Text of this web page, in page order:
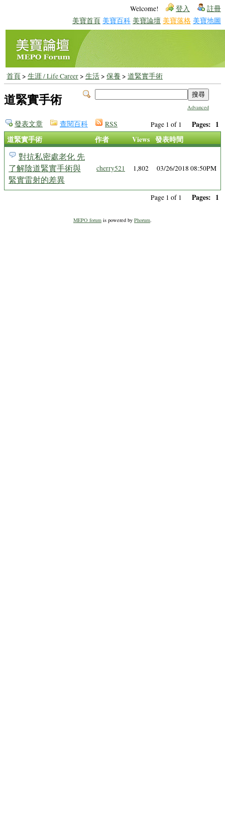
Welcome! 登入 註冊
美寶首頁 美寶百科 美寶論壇 美寶落格 美寶地圖
首頁> 生涯 / Life Career> 生活> 保養 > 道緊實手術
Advanced
道緊實手術
Page 1 of 1 Pages: 1
發表文章 查閱百科 RSS
道緊實手術 作者 Views 發表時間
對抗私密處老化 先
了解陰道緊實手術與
緊實雷射的差異
cherry521 1,802 03/26/2018 08:50PM
Page 1 of 1 Pages: 1
MEPO forum is powered by Phorum.